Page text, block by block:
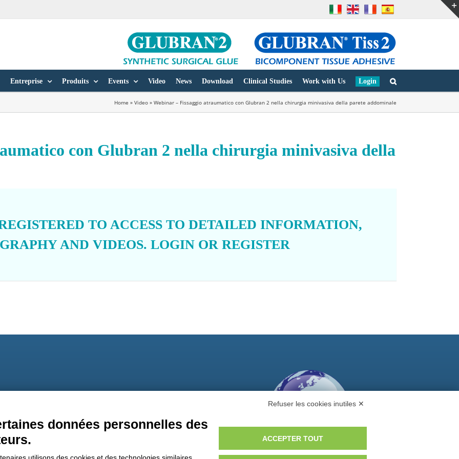
Entreprise Produits Events Video News Download Clinical Studies Work with Us Login
Home » Video » Webinar – Fissaggio atraumatico con Glubran 2 nella chirurgia minivasiva della parete addominale
con Glubran 2 nella chirurgia minivasiva della
TO ACCESS TO DETAILED INFORMATION,
AND VIDEOS. LOGIN OR REGISTER
Refuser les cookies inutiles ✕
données personnelles des
ACCEPTER TOUT